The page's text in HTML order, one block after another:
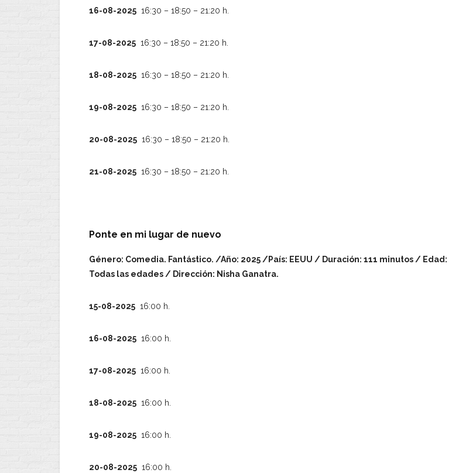
16-08-2025 16:30 – 18:50 – 21:20 h.
17-08-2025 16:30 – 18:50 – 21:20 h.
18-08-2025 16:30 – 18:50 – 21:20 h.
19-08-2025 16:30 – 18:50 – 21:20 h.
20-08-2025 16:30 – 18:50 – 21:20 h.
21-08-2025 16:30 – 18:50 – 21:20 h.
Ponte en mi lugar de nuevo
Género: Comedia. Fantástico. /Año: 2025 /País: EEUU / Duración: 111 minutos / Edad:
Todas las edades / Dirección: Nisha Ganatra.
15-08-2025 16:00 h.
16-08-2025 16:00 h.
17-08-2025 16:00 h.
18-08-2025 16:00 h.
19-08-2025 16:00 h.
20-08-2025 16:00 h.